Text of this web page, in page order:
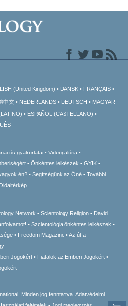
(United Kingdom) DANSK FRANÇAIS
中文 NEDERLANDS DEUTSCH
MAGYAR
ESPAÑOL (CASTELLANO)
és gyakorlatai
Videogaléria
Önkéntes lelkészek
GYIK
én? Segítségünk az Öné
További
Network Scientology Religion
David
Szcientológia önkéntes lelkészek
Freedom Magazine
Az út a
Jogokért
Fiatalok az Emberi Jogokért
Minden jog fenntartva. Adatvédelmi